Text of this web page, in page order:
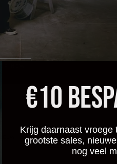
Croyez
Fraternité
Raglan
€10
Krijg daarnaast vroege
grootste sales,
nog veel